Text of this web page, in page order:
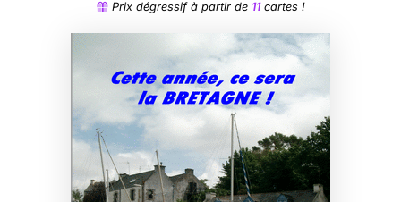
Prix dégressif à partir de 11cartes !